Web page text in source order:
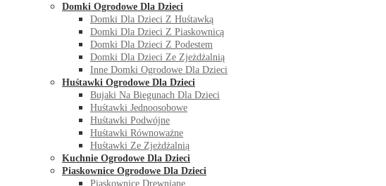
Domki Ogrodowe Dla Dzieci
Domki Dla Dzieci Z Huśtawką
Domki Dla Dzieci Z Piaskownicą
Domki Dla Dzieci Z Podestem
Domki Dla Dzieci Ze Zjeżdżalnią
Inne Domki Ogrodowe Dla Dzieci
Huśtawki Ogrodowe Dla Dzieci
Bujaki Na Biegunach Dla Dzieci
Huśtawki Jednoosobowe
Huśtawki Podwójne
Huśtawki Równoważne
Huśtawki Ze Zjeżdżalnią
Kuchnie Ogrodowe Dla Dzieci
Piaskownice Ogrodowe Dla Dzieci
Piaskownice Drewniane